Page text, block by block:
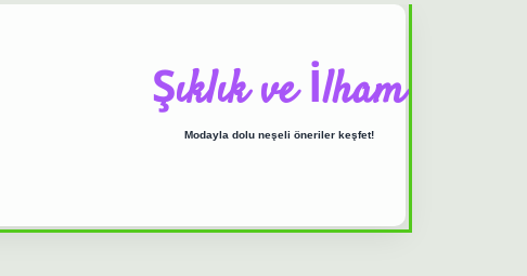
Şıklık ve İlham
Modayla dolu neşeli öneriler keşfet!
ilbet casino